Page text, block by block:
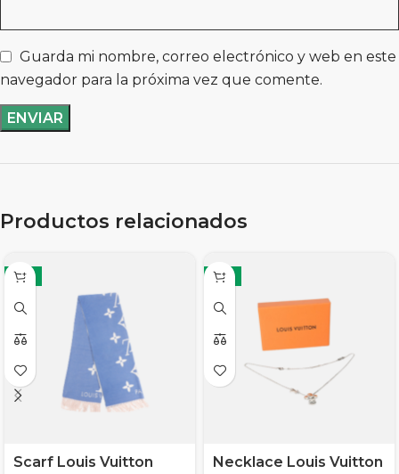
Guarda mi nombre, correo electrónico y web en este
navegador para la próxima vez que comente.
Productos relacionados
-11%
Scarf Louis Vuitton
-11%
Necklace Louis Vuitton